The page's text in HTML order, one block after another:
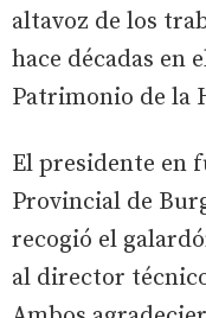
altavoz de los
hace décadas en
Patrimonio de la
El presidente en
Provincial de
recogió el
al director